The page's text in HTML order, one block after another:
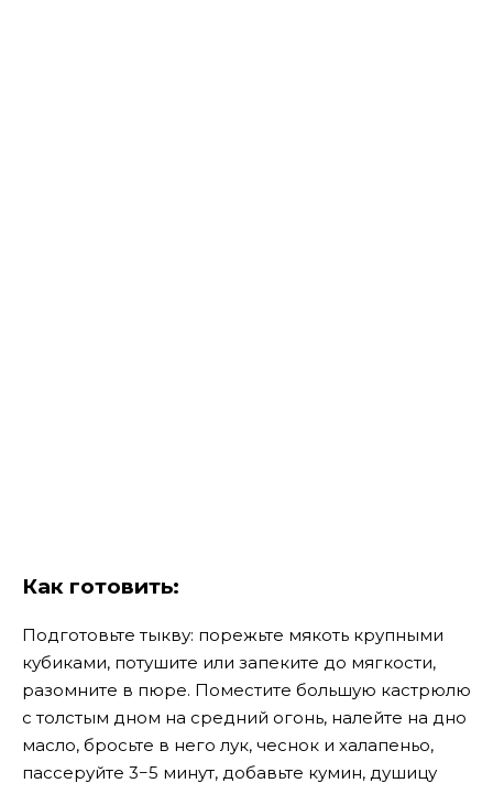
Как готовить:
Подготовьте тыкву: порежьте мякоть крупными
кубиками, потушите или запеките до мягкости,
разомните в пюре. Поместите большую кастрюлю
с толстым дном на средний огонь, налейте на дно
масло, бросьте в него лук, чеснок и халапеньо,
пассеруйте 3−5 минут, добавьте кумин, душицу